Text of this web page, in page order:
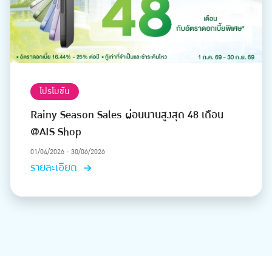
โปรโมชัน
Rainy Season Sales ผ่อนนานสูงสุด 48 เดือน
@AIS Shop
01/04/2026 - 30/06/2026
รายละเอียด